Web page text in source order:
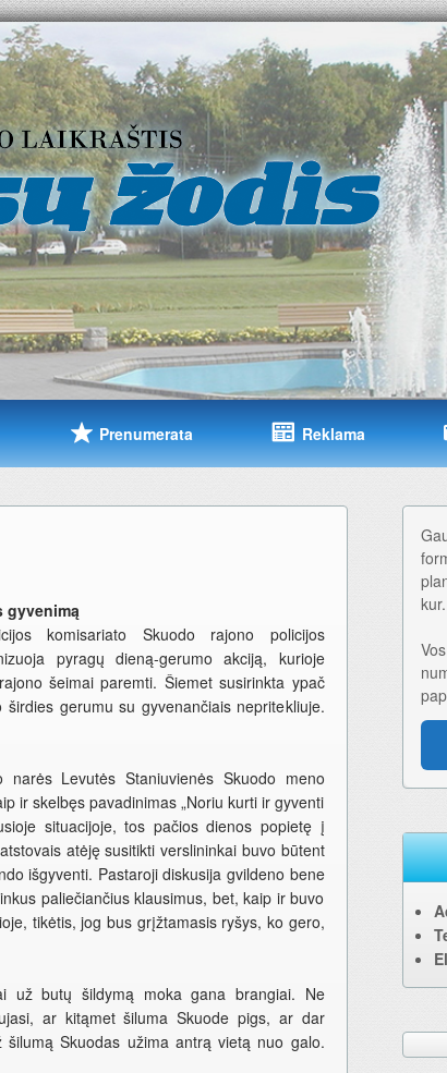
Prenumerata Reklama
gyvenimą
komisariato Skuodo rajono policijos
pyragų dieną-gerumo akciją, kurioje
šeimai paremti. Šiemet susirinkta ypač
gerumu su gyvenančiais nepritekliuje.
Levutės Staniuvienės Skuodo meno
ir skelbęs pavadinimas „Noriu kurti ir gyventi
situacijoje, tos pačios dienos popietę į
atėję susitikti verslininkai buvo būtent
išgyventi. Pastaroji diskusija gvildeno bene
paliečiančius klausimus, bet, kaip ir buvo
tikėtis, jog bus grįžtamasis ryšys, ko gero,
už butų šildymą moka gana brangiai. Ne
ar kitąmet šiluma Skuode pigs, ar dar
Skuodas užima antrą vietą nuo galo.
kur.